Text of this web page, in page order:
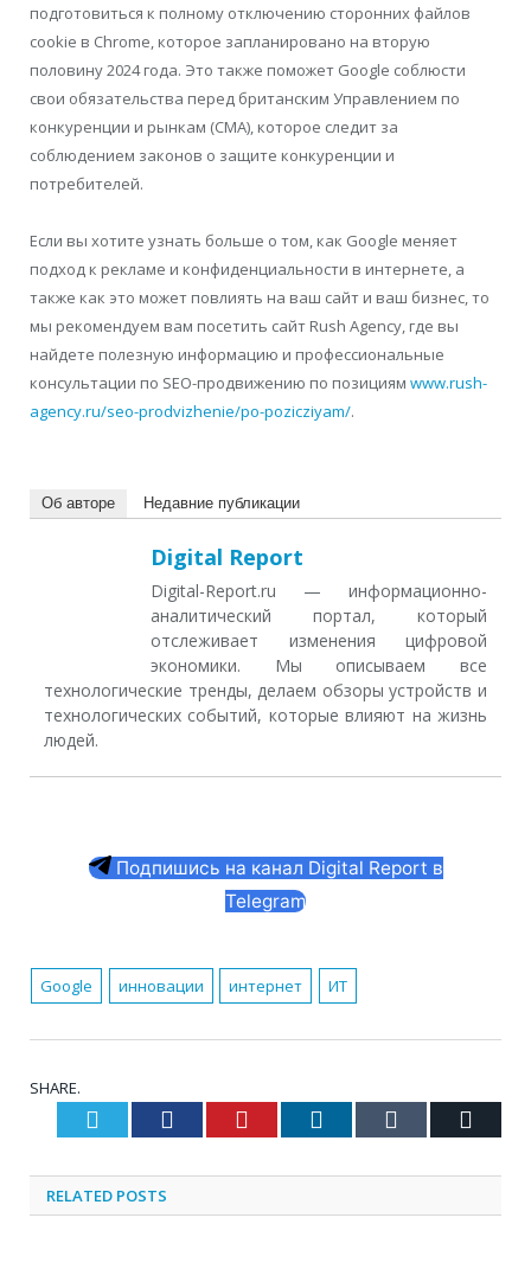
подготовиться к полному отключению сторонних файлов
cookie в Chrome, которое запланировано на вторую
половину 2024 года. Это также поможет Google соблюсти
свои обязательства перед британским Управлением по
конкуренции и рынкам (CMA), которое следит за
соблюдением законов о защите конкуренции и
потребителей.
Если вы хотите узнать больше о том, как Google меняет
подход к рекламе и конфиденциальности в интернете, а
также как это может повлиять на ваш сайт и ваш бизнес, то
мы рекомендуем вам посетить сайт Rush Agency, где вы
найдете полезную информацию и профессиональные
консультации по SEO-продвижению по позициям www.rush-
agency.ru/seo-prodvizhenie/po-pozicziyam/.
Об авторе Недавние публикации
Digital Report
Digital-Report.ru — информационно-
аналитический портал, который
отслеживает изменения цифровой
экономики. Мы описываем все
технологические тренды, делаем обзоры устройств и
технологических событий, которые влияют на жизнь
людей.
Подпишись на канал Digital Report в
Telegram
Google инновации интернет ИТ
SHARE.
Twitter Facebook Pinterest LinkedIn Tumblr
RELATED POSTS